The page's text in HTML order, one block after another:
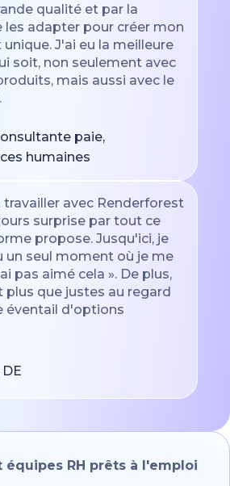
qualité et par la
les adapter pour créer mon
J'ai eu la meilleure
soit, non seulement avec
mais aussi avec le
paie,
humaines
travailler avec Renderforest
surprise par tout ce
propose. Jusqu'ici, je
un seul moment où je me
pas aimé cela ». De plus,
plus que justes au regard
éventail d'options
équipes RH prêts à l'emploi